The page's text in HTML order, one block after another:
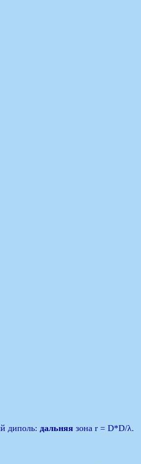
диполь: дальняя зона r = D*D/λ.